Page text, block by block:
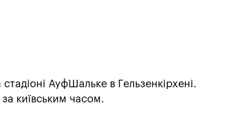
АуфШальке в Гельзенкірхені.
київським часом.